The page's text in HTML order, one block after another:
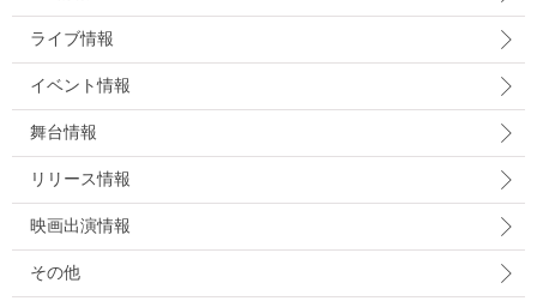
ライブ情報
イベント情報
舞台情報
リリース情報
映画出演情報
その他